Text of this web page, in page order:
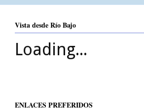
Vista desde Río Bajo
Loading...
ENLACES PREFERIDOS